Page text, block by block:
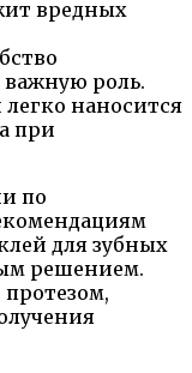
вредных
важную роль.
наносится
при
по
для зубных
решением.